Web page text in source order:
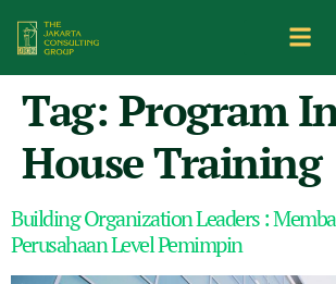
Tag: Program
House Training
Building Organization Leaders :
Perusahaan Level Pemimpin